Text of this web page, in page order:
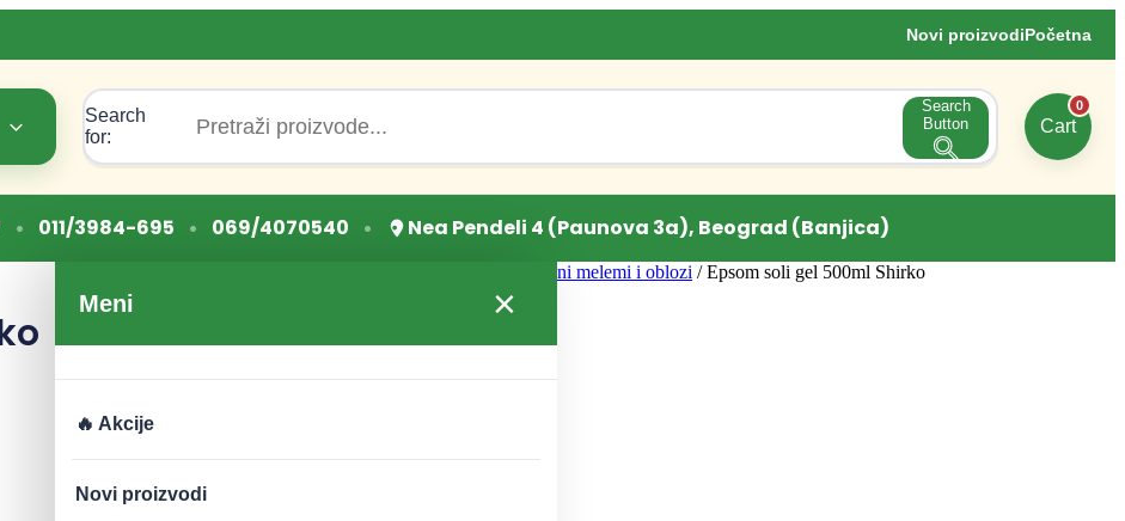
Novi proizvodiPočetna
Search
for:
Search
Button
0
Cart
• 011/3984-695 • 069/4070540 • Nea Pendeli 4 (Paunova 3a), Beograd (Banjica)
Meni ×
🔥 Akcije
Novi proizvodi
Prirodni melemi i oblozi / Epsom soli gel 500ml Shirko